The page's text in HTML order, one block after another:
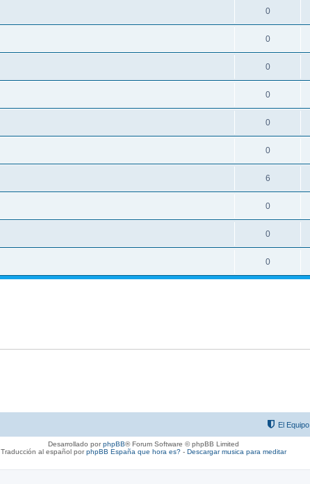
0
0
0
0
0
0
6
0
0
0
El Equipo
Desarrollado porphpBB® Forum Software © phpBB Limited
Traducción al español porphpBB España que hora es?- Descargar musica para meditar